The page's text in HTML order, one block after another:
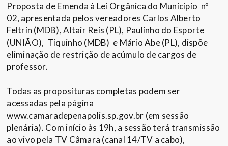
Proposta de Emenda à Lei Orgânica do Município nº
02, apresentada pelos vereadores Carlos Alberto
Feltrin (MDB), Altair Reis (PL), Paulinho do Esporte
(UNIÃO), Tiquinho (MDB) e Mário Abe (PL), dispõe
eliminação de restrição de acúmulo de cargos de
professor.
Todas as proposituras completas podem ser
acessadas pela página
www.camaradepenapolis.sp.gov.br (em sessão
plenária). Com início às 19h, a sessão terá transmissão
ao vivo pela TV Câmara (canal 14/TV a cabo),